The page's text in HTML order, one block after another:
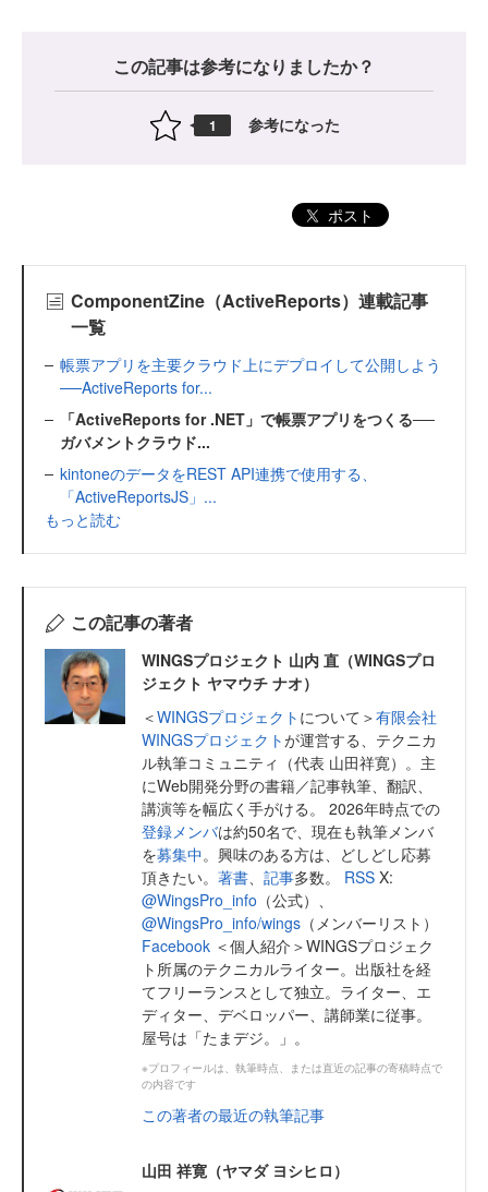
この記事は参考になりましたか？
1 参考になった
ポスト
ComponentZine（ActiveReports）連載記事
一覧
帳票アプリを主要クラウド上にデプロイして公開しよう
──ActiveReports for...
「ActiveReports for .NET」で帳票アプリをつくる──
ガバメントクラウド...
kintoneのデータをREST API連携で使用する、
「ActiveReportsJS」...
もっと読む
この記事の著者
WINGSプロジェクト 山内 直（WINGSプロ
ジェクト ヤマウチ ナオ）
＜WINGSプロジェクト について＞有限会社
WINGSプロジェクトが運営する、テクニカ
ル執筆コミュニティ（代表 山田祥寛）。主
にWeb開発分野の書籍／記事執筆、翻訳、
講演等を幅広く手がける。 2026年時点での
登録メンバは約50名で、現在も執筆メンバ
を募集中。興味のある方は、どしどし応募
頂きたい。 著書、 記事多数。 RSS X:
@WingsPro_info （公式）、
@WingsPro_info/wings （メンバーリスト）
Facebook ＜個人紹介＞WINGSプロジェク
ト所属のテクニカルライター。出版社を経
てフリーランスとして独立。ライター、エ
ディター、デベロッパー、講師業に従事。
屋号は「たまデジ。」。
※プロフィールは、執筆時点、または直近の記事の寄稿時点で
の内容です
この著者の最近の執筆記事
山田 祥寛（ヤマダ ヨシヒロ）